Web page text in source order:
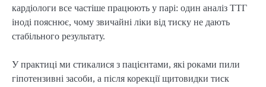
кардіологи все частіше працюють у парі: один аналіз ТТГ
іноді пояснює, чому звичайні ліки від тиску не дають
стабільного результату.
У практиці ми стикалися з пацієнтами, які роками пили
гіпотензивні засоби, а після корекції щитовидки тиск